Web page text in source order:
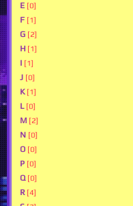
E [0]
F [1]
G [2]
H [1]
I [1]
J [0]
K [1]
L [0]
M [2]
N [0]
O [0]
P [0]
Q [0]
R [4]